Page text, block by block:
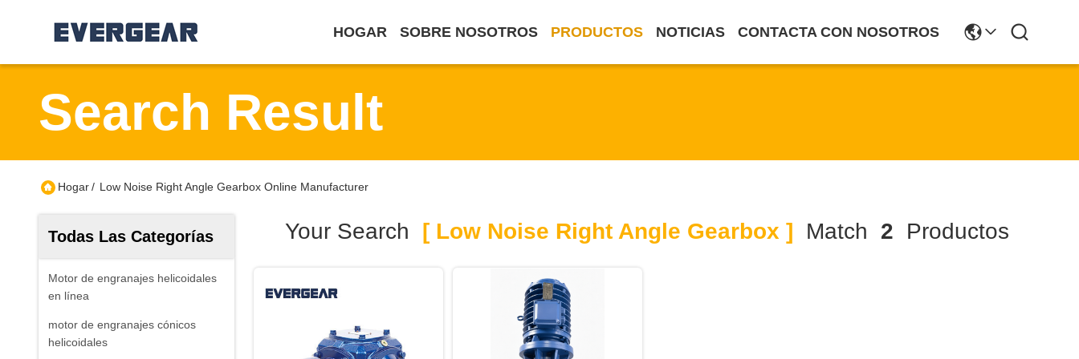
HOGAR SOBRE NOSOTROS PRODUCTOS NOTICIAS CONTACTA CON NOSOTROS
Search Result
Hogar/ Low Noise Right Angle Gearbox Online Manufacturer
Todas Las Categorías
Motor de engranajes helicoidales
en línea
motor de engranajes cónicos
helicoidales
Your Search [ Low Noise Right Angle Gearbox ] Match 2 Productos